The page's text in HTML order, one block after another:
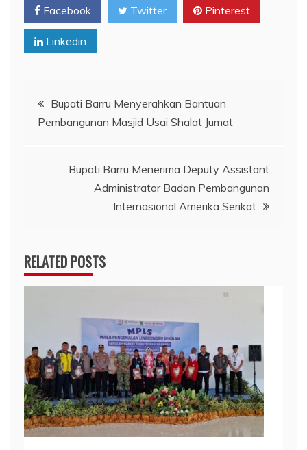
Facebook Twitter Pinterest
Linkedin
Navigasi
pos
Bupati Barru Menyerahkan Bantuan
Pembangunan Masjid Usai Shalat Jumat
Bupati Barru Menerima Deputy Assistant
Administrator Badan Pembangunan
Internasional Amerika Serikat
RELATED POSTS